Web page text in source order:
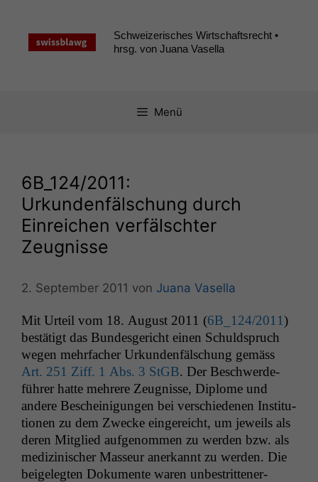
springen
Schweizerisches Wirtschaftsrecht •
hrsg. von Juana Vasella
Menü
6B_124/2011:
Urkundenfälschung durch
Einreichen verfälschter
Zeugnisse
2. September 2011 von Juana Vasella
Mit Urteil vom 18. August 2011 (6B_124/2011)
bestätigt das Bun­des­gericht einen Schuld­spruch
wegen mehrfach­er Urkun­den­fälschung gemäss
Art. 251 Ziff. 1 Abs. 3 StGB. Der Beschw­erde­
führer hat­te mehrere Zeug­nisse, Diplome und
andere Bescheini­gun­gen bei ver­schiede­nen Insti­tu­
tio­nen zu dem Zwecke ein­gere­icht, um jew­eils als
deren Mit­glied aufgenom­men zu wer­den bzw. als
medi­zinis­ch­er Masseur anerkan­nt zu wer­den. Die
beigelegten Doku­mente waren unbe­strit­ten­er­